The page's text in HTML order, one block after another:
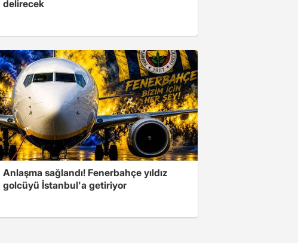
delirecek
Anlaşma sağlandı! Fenerbahçe yıldız
golcüyü İstanbul'a getiriyor